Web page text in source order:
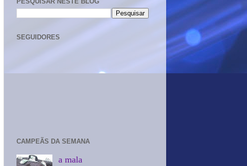
SEGUIDORES
CAMPEÃS DA SEMANA
a mala